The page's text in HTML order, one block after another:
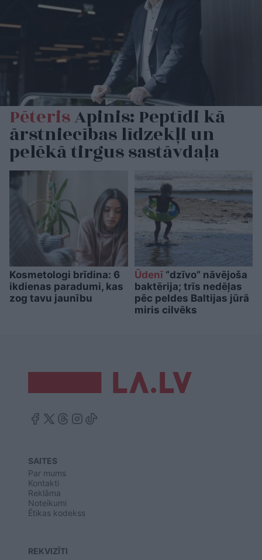
PēterisApinis: Peptīdi kā
ārstniecības līdzekļi un
pelēkā tirgus sastāvdaļa
Kosmetologi brīdina: 6
ikdienas paradumi, kas
zog tavu jaunību
Ūdenī“dzīvo” nāvējoša
baktērija; trīs nedēļas
pēc peldes Baltijas jūrā
miris cilvēks
SAITES
Par mums
Kontakti
Reklāma
Noteikumi
Ētikas kodekss
REKVIZĪTI